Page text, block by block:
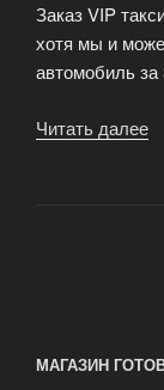
Заказ VIP
хотя мы и
автомобиль
Читать далее
МАГАЗИН